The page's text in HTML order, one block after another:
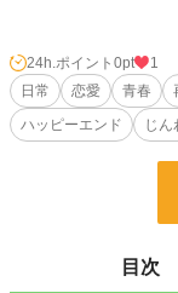
津波に巻き込まれ、奇
目を覚ます。
母に守られ、私だけが生
後ろめたさから、大好き
けれど、目を閉じるた
24h.ポイント 0pt
1
日常
恋愛 青春
ハッピーエンド
じん
目次